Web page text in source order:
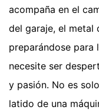
acompaña en el
del garaje, el metal
preparándose para
necesite ser
y pasión. No es
latido de una